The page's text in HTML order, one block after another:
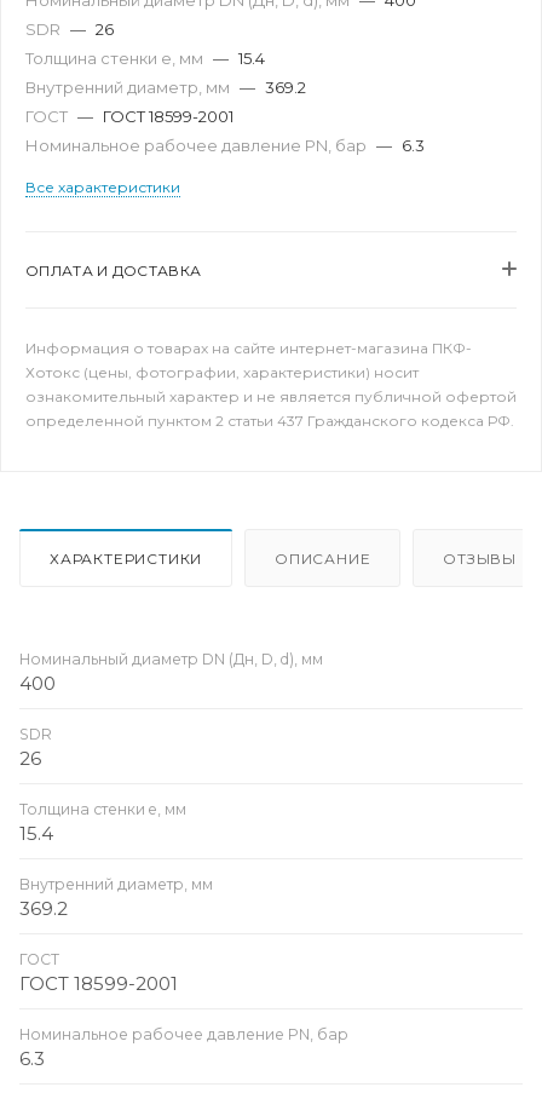
SDR — 26
Толщина стенки e, мм — 15.4
Внутренний диаметр, мм — 369.2
ГОСТ — ГОСТ 18599-2001
Номинальное рабочее давление PN, бар — 6.3
Все характеристики
ОПЛАТА И ДОСТАВКА
Информация о товарах на сайте интернет-магазина ПКФ-
Хотокс (цены, фотографии, характеристики) носит
ознакомительный характер и не является публичной офертой
определенной пунктом 2 статьи 437 Гражданского кодекса РФ.
ХАРАКТЕРИСТИКИ ОПИСАНИЕ ОТЗЫВЫ
Номинальный диаметр DN (Дн, D, d), мм
400
SDR
26
Толщина стенки e, мм
15.4
Внутренний диаметр, мм
369.2
ГОСТ
ГОСТ 18599-2001
Номинальное рабочее давление PN, бар
6.3